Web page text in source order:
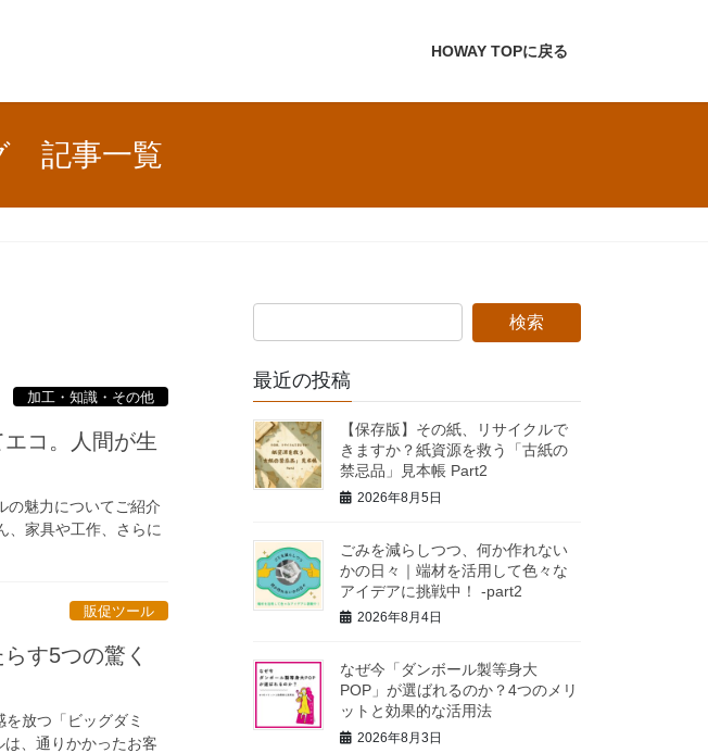
HOWAY TOPに戻る
記事一覧
加工・知識・その他
コ。人間が生
の魅力についてご紹介
、家具や工作、さらに
販促ツール
す5つの驚く
放つ「ビッグダミ
、通りかかったお客
最近の投稿
【保存版】その紙、リサイクルで
きますか？紙資源を救う「古紙の
禁忌品」見本帳 Part2
2026年8月5日
ごみを減らしつつ、何か作れない
かの日々｜端材を活用して色々な
アイデアに挑戦中！ -part2
2026年8月4日
なぜ今「ダンボール製等身大
POP」が選ばれるのか？4つのメリ
ットと効果的な活用法
2026年8月3日